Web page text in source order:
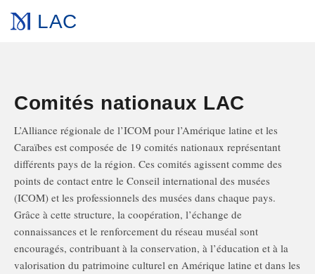
LAC
Comités nationaux LAC
L’Alliance régionale de l’ICOM pour l’Amérique latine et les
Caraïbes est composée de 19 comités nationaux représentant
différents pays de la région. Ces comités agissent comme des
points de contact entre le Conseil international des musées
(ICOM) et les professionnels des musées dans chaque pays.
Grâce à cette structure, la coopération, l’échange de
connaissances et le renforcement du réseau muséal sont
encouragés, contribuant à la conservation, à l’éducation et à la
valorisation du patrimoine culturel en Amérique latine et dans les